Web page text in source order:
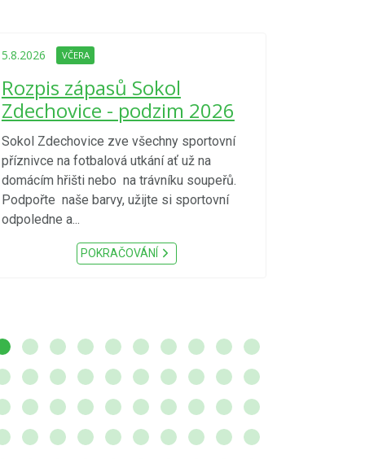
5.8.2026 VČERA
Rozpis zápasů Sokol
Zdechovice - podzim 2026
Sokol Zdechovice zve všechny sportovní
příznivce na fotbalová utkání ať už na
domácím hřišti nebo na trávníku soupeřů.
Podpořte naše barvy, užijte si sportovní
odpoledne a...
POKRAČOVÁNÍ